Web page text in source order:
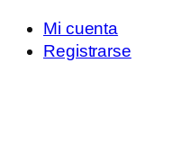
Mi cuenta
Registrarse